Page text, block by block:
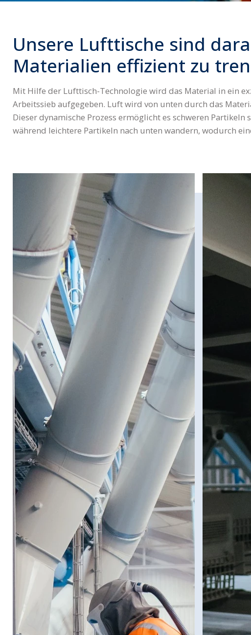
Unsere Lufttische sind
Materialien effizient zu
Mit Hilfe der Lufttisch-Technologie wird das Material in ein
Arbeitssieb aufgegeben. Luft wird von unten durch das
Dieser dynamische Prozess ermöglicht es schweren Partikeln
während leichtere Partikeln nach unten wandern, wodurch